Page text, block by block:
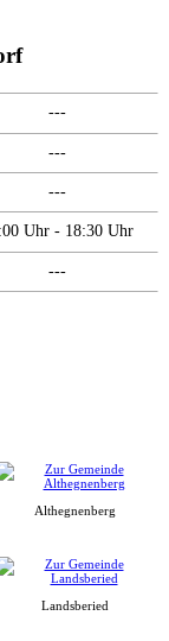
---
---
---
Uhr - 18:30 Uhr
---
Althegnenberg
Landsberied